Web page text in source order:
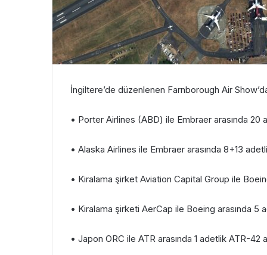
İngiltere’de düzenlenen Farnborough Air
• Porter Airlines (ABD) ile Embraer arasında 20
• Alaska Airlines ile Embraer arasında 8+13
• Kiralama şirket Aviation Capital Group ile
• Kiralama şirketi AerCap ile Boeing arasında 5
• Japon ORC ile ATR arasında 1 adetlik ATR-42